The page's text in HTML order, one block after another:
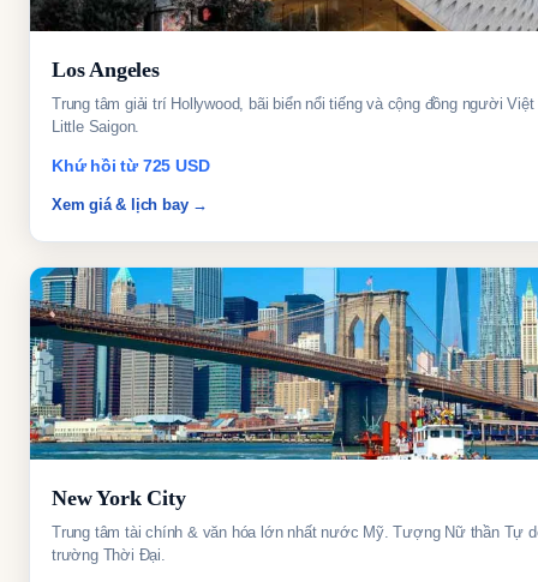
Los Angeles
Trung tâm giải trí Hollywood, bãi biển nổi tiếng và cộng đồng người Việt
Little Saigon.
Khứ hồi từ 725 USD
Xem giá & lịch bay →
New York City
Trung tâm tài chính & văn hóa lớn nhất nước Mỹ. Tượng Nữ thần Tự
trường Thời Đại.